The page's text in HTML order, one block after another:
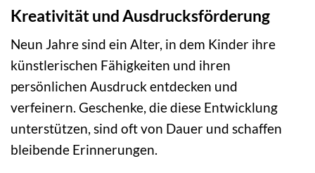
Kreativität und Ausdrucksförderung
Neun Jahre sind ein Alter, in dem Kinder ihre
künstlerischen Fähigkeiten und ihren
persönlichen Ausdruck entdecken und
verfeinern. Geschenke, die diese Entwicklung
unterstützen, sind oft von Dauer und schaffen
bleibende Erinnerungen.